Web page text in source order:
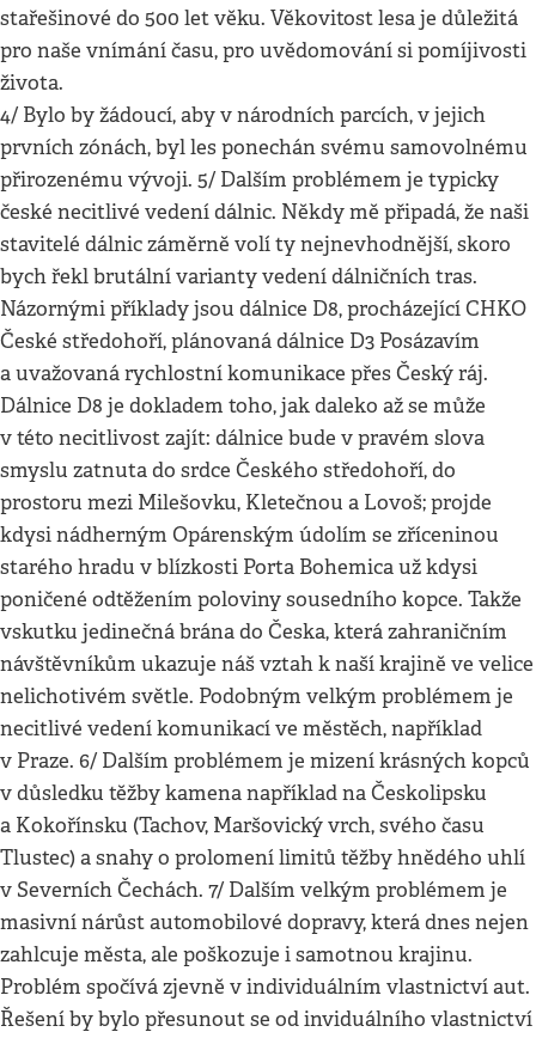
stařešinové do 500 let věku. Věkovitost lesa je důležitá
pro naše vnímání času, pro uvědomování si pomíjivosti
života.
4/ Bylo by žádoucí, aby v národních parcích, v jejich
prvních zónách, byl les ponechán svému samovolnému
přirozenému vývoji. 5/ Dalším problémem je typicky
české necitlivé vedení dálnic. Někdy mě připadá, že naši
stavitelé dálnic záměrně volí ty nejnevhodnější, skoro
bych řekl brutální varianty vedení dálničních tras.
Názornými příklady jsou dálnice D8, procházející CHKO
České středohoří, plánovaná dálnice D3 Posázavím
a uvažovaná rychlostní komunikace přes Český ráj.
Dálnice D8 je dokladem toho, jak daleko až se může
v této necitlivost zajít: dálnice bude v pravém slova
smyslu zatnuta do srdce Českého středohoří, do
prostoru mezi Milešovku, Kletečnou a Lovoš; projde
kdysi nádherným Opárenským údolím se zříceninou
starého hradu v blízkosti Porta Bohemica už kdysi
poničené odtěžením poloviny sousedního kopce. Takže
vskutku jedinečná brána do Česka, která zahraničním
návštěvníkům ukazuje náš vztah k naší krajině ve velice
nelichotivém světle. Podobným velkým problémem je
necitlivé vedení komunikací ve městěch, například
v Praze. 6/ Dalším problémem je mizení krásných kopců
v důsledku těžby kamena například na Českolipsku
a Kokořínsku (Tachov, Maršovický vrch, svého času
Tlustec) a snahy o prolomení limitů těžby hnědého uhlí
v Severních Čechách. 7/ Dalším velkým problémem je
masivní nárůst automobilové dopravy, která dnes nejen
zahlcuje města, ale poškozuje i samotnou krajinu.
Problém spočívá zjevně v individuálním vlastnictví aut.
Řešení by bylo přesunout se od inviduálního vlastnictví